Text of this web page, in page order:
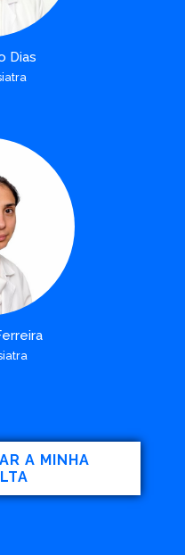
Dias
A MINHA